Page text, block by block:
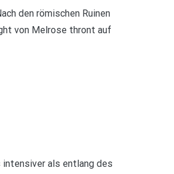
den römischen Ruinen
von Melrose thront auf
als entlang des